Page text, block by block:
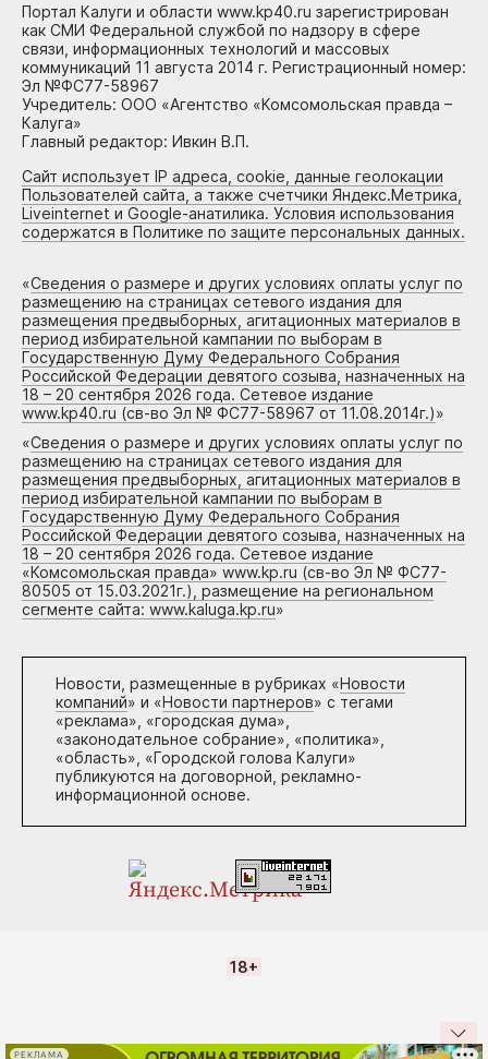
Портал Калуги и области www.kp40.ru зарегистрирован
как СМИ Федеральной службой по надзору в сфере
связи, информационных технологий и массовых
коммуникаций 11 августа 2014 г. Регистрационный номер:
Эл №ФС77-58967
Учредитель: ООО «Агентство «Комсомольская правда –
Калуга»
Главный редактор: Ивкин В.П.
Сайт использует IP адреса, cookie, данные геолокации
Пользователей сайта, а также счетчики Яндекс.Метрика,
Liveinternet и Google-анатилика. Условия использования
содержатся в Политике по защите персональных данных.
«Сведения о размере и других условиях оплаты услуг по
размещению на страницах сетевого издания для
размещения предвыборных, агитационных материалов в
период избирательной кампании по выборам в
Государственную Думу Федерального Собрания
Российской Федерации девятого созыва, назначенных на
18 – 20 сентября 2026 года. Сетевое издание
www.kp40.ru (св-во Эл № ФС77-58967 от 11.08.2014г.)»
«Сведения о размере и других условиях оплаты услуг по
размещению на страницах сетевого издания для
размещения предвыборных, агитационных материалов в
период избирательной кампании по выборам в
Государственную Думу Федерального Собрания
Российской Федерации девятого созыва, назначенных на
18 – 20 сентября 2026 года. Сетевое издание
«Комсомольская правда» www.kp.ru (св-во Эл № ФС77-
80505 от 15.03.2021г.), размещение на региональном
сегменте сайта: www.kaluga.kp.ru»
Новости, размещенные в рубриках «Новости
компаний» и «Новости партнеров» с тегами
«реклама», «городская дума»,
«законодательное собрание», «политика»,
«область», «Городской голова Калуги»
публикуются на договорной, рекламно-
информационной основе.
18+
РЕКЛАМА